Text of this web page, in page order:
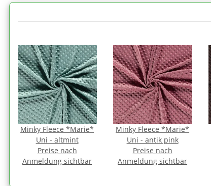
Minky Fleece *Marie*
Uni - altmint
Preise nach
Anmeldung sichtbar
Minky Fleece *Marie*
Uni - antik pink
Preise nach
Anmeldung sichtbar